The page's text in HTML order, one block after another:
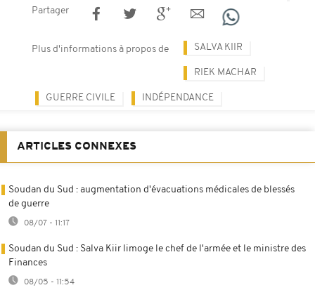
Partager
Plus d'informations à propos de SALVA KIIR
RIEK MACHAR
GUERRE CIVILE INDÉPENDANCE
ARTICLES CONNEXES
Soudan du Sud : augmentation d'évacuations médicales de blessés
de guerre
08/07 - 11:17
Soudan du Sud : Salva Kiir limoge le chef de l'armée et le ministre des
Finances
08/05 - 11:54